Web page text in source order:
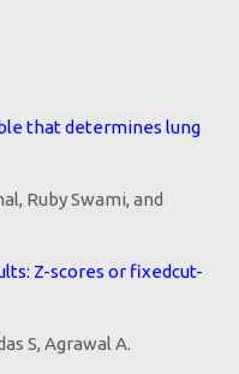
Ruby Swami, and
Z-scores or fixedcut-
S, Agrawal A.
2022.